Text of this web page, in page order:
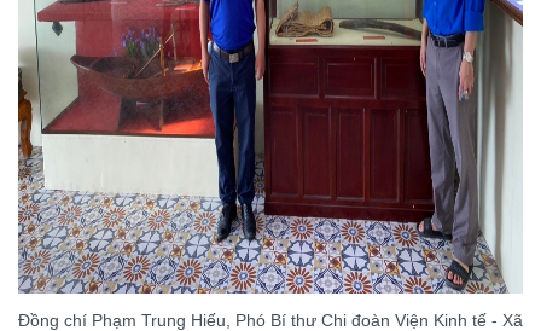
Đồng chí Phạm Trung Hiếu, Phó Bí thư Chi đoàn Viện Kinh tế - Xã